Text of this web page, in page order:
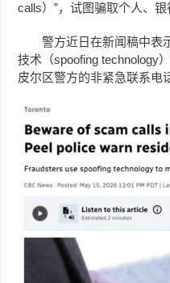
calls）”，试图骗取个人、银
警方近日在新闻稿中表
技术（spoofing technology
皮尔区警方的非紧急联系电